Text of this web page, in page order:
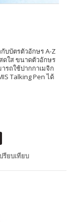
กับบัตรตัวอักษร A-Z
ใส ขนาดตัวอักษร
รถใช้ปากกาเมจิก
Talking Pen ได้
รียบเทียบ